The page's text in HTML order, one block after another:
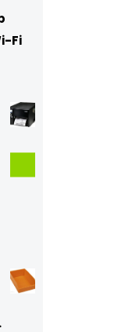
Fi